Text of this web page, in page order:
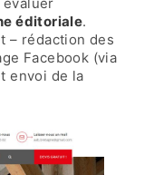
éditoriale.
– rédaction des
Facebook (via
envoi de la